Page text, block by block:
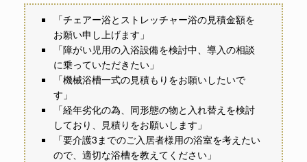
「チェアー浴とストレッチャー浴の見積金額を
お願い申し上げます」
「障がい児用の入浴設備を検討中、導入の相談
に乗っていただきたい」
「機械浴槽一式の見積もりをお願いしたいで
す」
「経年劣化の為、同形態の物と入れ替えを検討
しており、見積りをお願いします」
「要介護3までのご入居者様用の浴室を考えたい
ので、適切な浴槽を教えてください」